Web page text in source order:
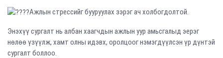
Ажлын стрессийг бууруулах зэрэг ач холбогдолтой.
Энэхүү сургалт нь албан хаагчдын ажлын уур амьсгалыд эерэг
нөлөө үзүүлж, хамт олны идэвх, оролцоог нэмэгдүүлсэн үр дүнтэй
сургалт боллоо.